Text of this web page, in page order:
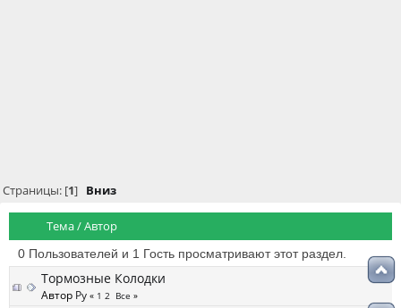
Страницы: [1] Вниз
Тема/Автор
0 Пользователей и 1 Гость просматривают этот раздел.
Тормозные Колодки
Автор Ру « 1 2 Все »